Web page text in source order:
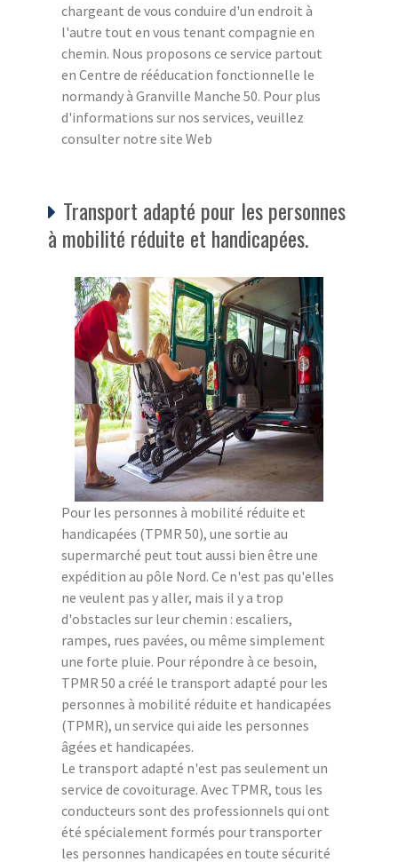
chargeant de vous conduire d'un endroit à
l'autre tout en vous tenant compagnie en
chemin. Nous proposons ce service partout
en Centre de rééducation fonctionnelle le
normandy à Granville Manche 50. Pour plus
d'informations sur nos services, veuillez
consulter notre site Web
Transport adapté pour les personnes
à mobilité réduite et handicapées.
Pour les personnes à mobilité réduite et
handicapées (TPMR 50), une sortie au
supermarché peut tout aussi bien être une
expédition au pôle Nord. Ce n'est pas qu'elles
ne veulent pas y aller, mais il y a trop
d'obstacles sur leur chemin : escaliers,
rampes, rues pavées, ou même simplement
une forte pluie. Pour répondre à ce besoin,
TPMR 50 a créé le transport adapté pour les
personnes à mobilité réduite et handicapées
(TPMR), un service qui aide les personnes
âgées et handicapées.
Le transport adapté n'est pas seulement un
service de covoiturage. Avec TPMR, tous les
conducteurs sont des professionnels qui ont
été spécialement formés pour transporter
les personnes handicapées en toute sécurité